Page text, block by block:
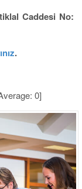
Caddesi No:
.
0]